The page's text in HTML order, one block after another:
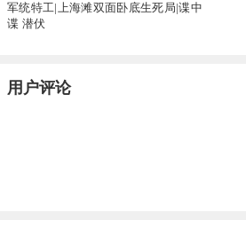
军统特工|上海滩双面卧底生死局|谍中
谍 潜伏
用户评论